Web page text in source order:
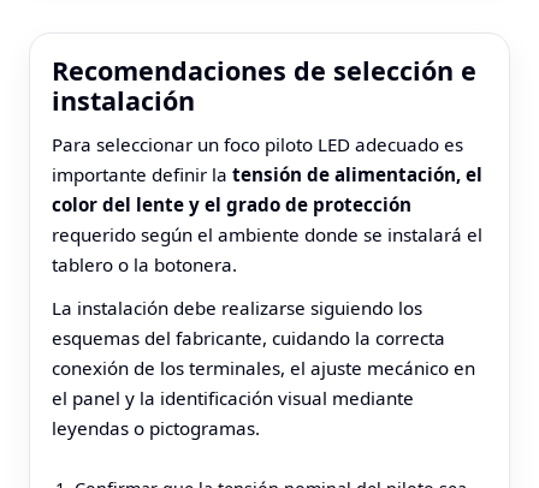
Recomendaciones de selección e
instalación
Para seleccionar un foco piloto LED adecuado es
importante definir la tensión de alimentación, el
color del lente y el grado de protección
requerido según el ambiente donde se instalará el
tablero o la botonera.
La instalación debe realizarse siguiendo los
esquemas del fabricante, cuidando la correcta
conexión de los terminales, el ajuste mecánico en
el panel y la identificación visual mediante
leyendas o pictogramas.